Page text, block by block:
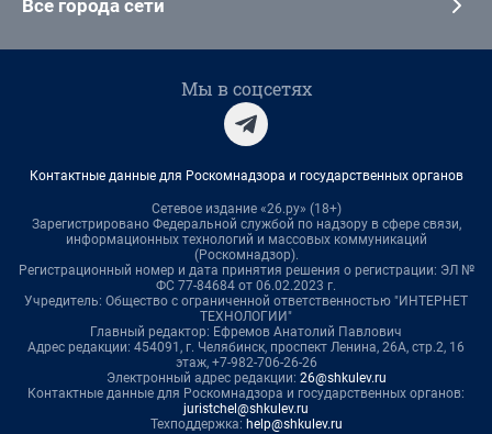
Все города сети
Мы в соцсетях
Контактные данные для Роскомнадзора и государственных органов
Сетевое издание «26.ру» (18+)
Зарегистрировано Федеральной службой по надзору в сфере связи,
информационных технологий и массовых коммуникаций
(Роскомнадзор).
Регистрационный номер и дата принятия решения о регистрации: ЭЛ №
ФС 77-84684 от 06.02.2023 г.
Учредитель: Общество с ограниченной ответственностью "ИНТЕРНЕТ
ТЕХНОЛОГИИ"
Главный редактор: Ефремов Анатолий Павлович
Адрес редакции: 454091, г. Челябинск, проспект Ленина, 26А, стр.2, 16
этаж, +7-982-706-26-26
Электронный адрес редакции: 26@shkulev.ru
Контактные данные для Роскомнадзора и государственных органов:
juristchel@shkulev.ru
Техподдержка: help@shkulev.ru